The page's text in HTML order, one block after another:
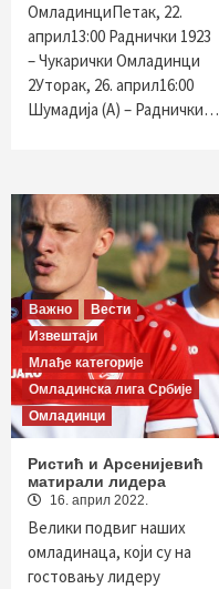
ОмладинциПетак, 22.
април13:00 Раднички 1923
– Чукарички Омладинци
2Уторак, 26. април16:00
Шумадија (А) – Раднички…
Важно
Вести
Извештаји
Млађе категорије
Омладинска лига Србије
Омладинци
Ристић и Арсенијевић
матирали лидера
16. април 2022.
Велики подвиг наших
омладинаца, који су на
гостовању лидеру